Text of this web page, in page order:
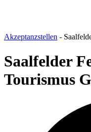
Akzeptanzstellen -
Saalfelder
Tourismus